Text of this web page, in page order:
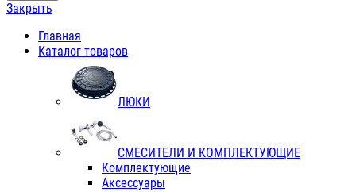
Закрыть
Главная
Каталог товаров
ЛЮКИ
СМЕСИТЕЛИ И КОМПЛЕКТУЮЩИЕ
Комплектующие
Аксессуары